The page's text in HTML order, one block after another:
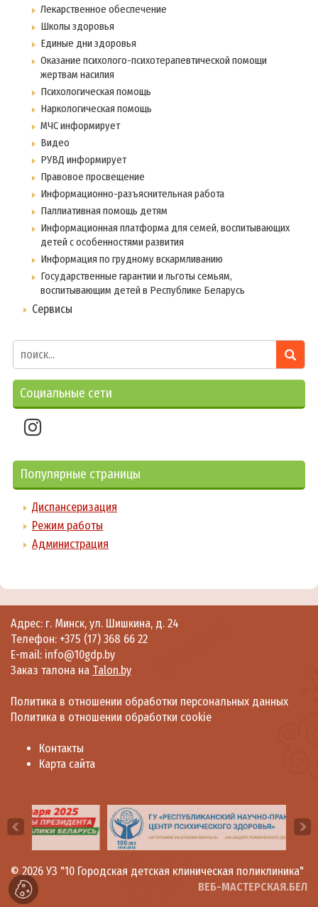
Лекарственное обеспечение
Школы здоровья
Единые дни здоровья
Оказание психолого-психотерапевтической помощи
жертвам насилия
Психологическая помощь
Наркологическая помощь
МЧС информирует
Видео
РУВД информирует
Правовое просвещение
Информационно-разъяснительная работа
Паллиативная помощь детям
Информационная платформа для семей, воспитывающих
детей с особенностями развития
Информация по грудному вскармливанию
Государственные гарантии и льготы семьям,
воспитывающим детей в Республике Беларусь
Сервисы
Социальные сети
Популярные страницы
Диспансеризация
Режим работы
Администрация
Адрес: г. Минск, ул. Шишкина, д. 24
Телефон: +375 (17) 368 66 22
E-mail: info@10gdp.by
Заказ талона на Talon.by
Политика в отношении обработки персональных данных
Политика в отношении обработки cookie
Контакты
Карта сайта
© 2026 УЗ "10 Городская детская клиническая поликлиника"
ВЕБ-МАСТЕРСКАЯ.БЕЛ